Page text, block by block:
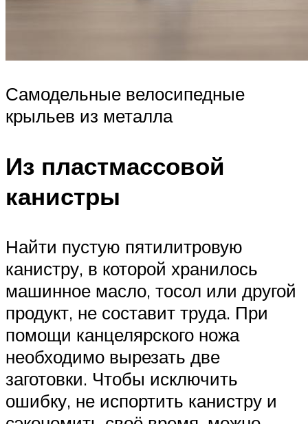
Самодельные велосипедные
крыльев из металла
Из пластмассовой
канистры
Найти пустую пятилитровую
канистру, в которой хранилось
машинное масло, тосол или другой
продукт, не составит труда. При
помощи канцелярского ножа
необходимо вырезать две
заготовки. Чтобы исключить
ошибку, не испортить канистру и